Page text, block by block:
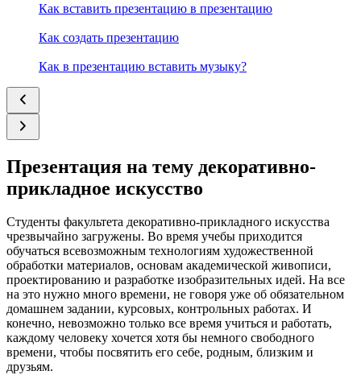
Как вставить презентацию в презентацию
Как создать презентацию
Как в презентацию вставить музыку?
Презентация на тему декоративно-
прикладное искусство
Студенты факультета декоративно-прикладного искусства
чрезвычайно загружены. Во время учебы приходится
обучаться всевозможным технологиям художественной
обработки материалов, основам академической живописи,
проектированию и разработке изобразительных идей. На все
на это нужно много времени, не говоря уже об обязательном
домашнем задании, курсовых, контрольных работах. И
конечно, невозможно только все время учиться и работать,
каждому человеку хочется хотя бы немного свободного
времени, чтобы посвятить его себе, родным, близким и
друзьям.